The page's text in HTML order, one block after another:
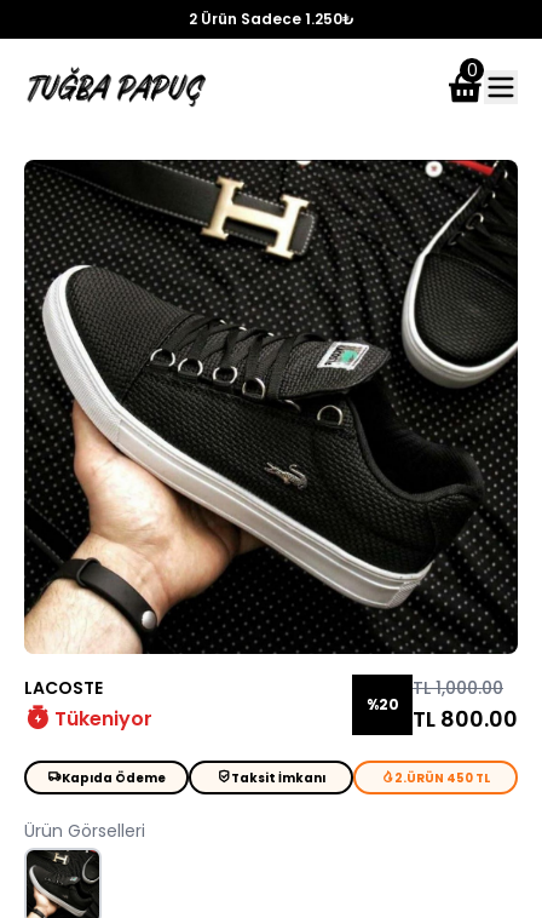
0
LACOSTE
Tükeniyor
%20
TL 1,000.00
TL 800.00
Kapıda Ödeme Taksit İmkanı 2.ÜRÜN 450 TL
Ürün Görselleri